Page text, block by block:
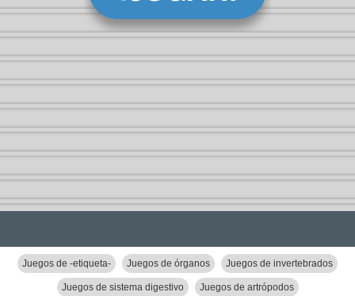
Juegos de -etiqueta- Juegos de órganos Juegos de invertebrados
Juegos de sistema digestivo Juegos de artrópodos